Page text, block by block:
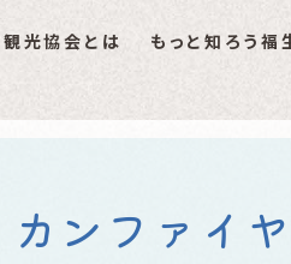
観光協会とは
もっと知ろう福
カンファイ